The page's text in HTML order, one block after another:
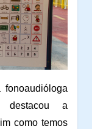
destacou a
como temos